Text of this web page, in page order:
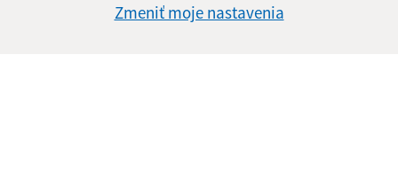
Zmeniť moje nastavenia